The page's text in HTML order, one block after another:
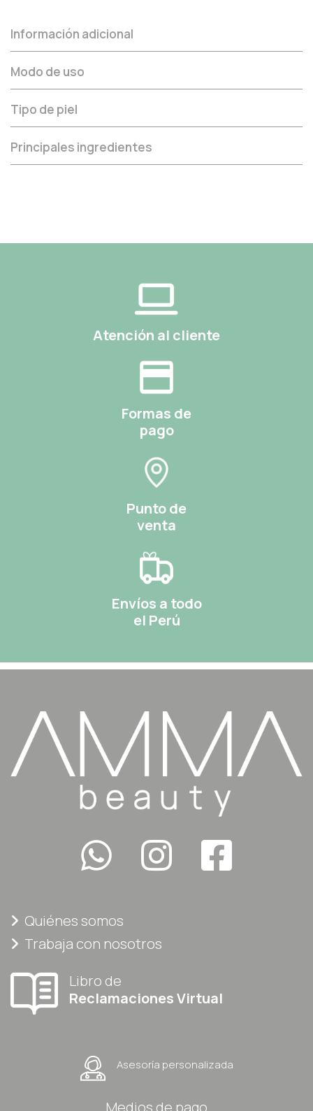
Información adicional
Modo de uso
Tipo de piel
Principales ingredientes
Atención al cliente
Formas de
pago
Punto de
venta
Envíos a todo
el Perú
Quiénes somos
Trabaja con nosotros
Libro de
Reclamaciones Virtual
Asesoría personalizada
Medios de pago